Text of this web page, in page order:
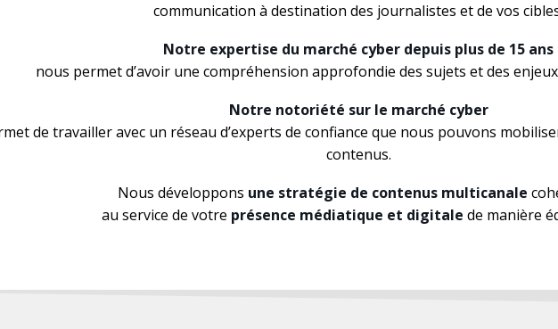
communication à destination des journalistes et de vos
Notre expertise du marché cyber depuis plus de 15 ans
nous permet d’avoir une compréhension approfondie des sujets et des
Notre notoriété sur le marché cyber
de travailler avec un réseau d’experts de confiance que nous pouvons
contenus.
Nous développons une stratégie de contenus multicanale
au service de votre présence médiatique et digitale de manière